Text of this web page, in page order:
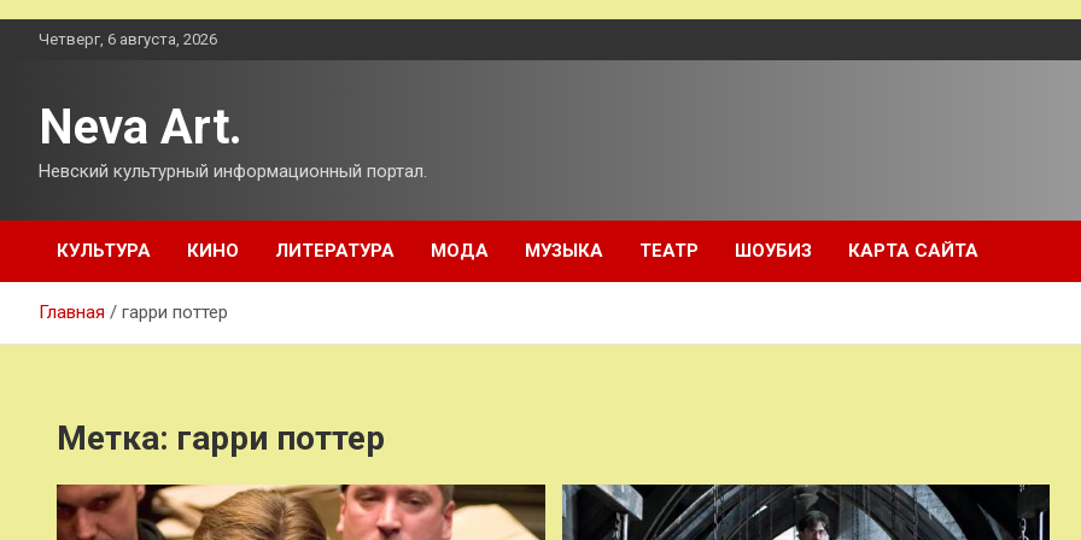
ПерейтиЧетверг, 6 августа, 2026
Neva Art.
Невский культурный информационный портал.
КУЛЬТУРА КИНО ЛИТЕРАТУРА МОДА МУЗЫКА ТЕАТР ШОУБИЗ КАРТА САЙТА
Главная гарри поттер
Метка: гарри поттер